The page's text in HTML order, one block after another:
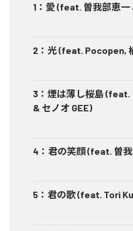
1 ： 愛 (feat. 曽我部恵一
2 ： 光 (feat. Pocopen,
3 ： 煙は薄し桜島 (feat.
& セノオ GEE)
4 ： 君の笑顔 (feat. 曽
5 ： 君の歌 (feat. Tori